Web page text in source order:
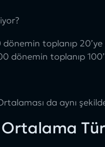
toplanıp
dönemin toplanıp
da aynı